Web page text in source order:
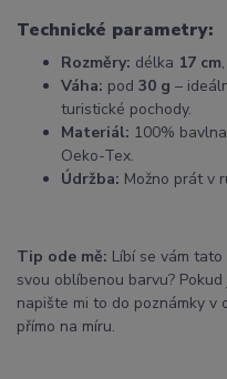
Technické parametry:
Rozměry: délka 17 cm
Váha: pod 30 g –
turistické pochody.
Materiál: 100%
Oeko-Tex.
Údržba: Možno prát v
Tip ode mě: Líbí se vám
svou oblíbenou barvu?
napište mi to do poznámky v
přímo na míru.